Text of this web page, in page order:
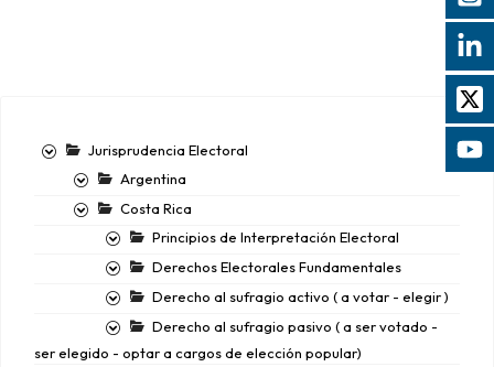
Jurisprudencia Electoral
Argentina
Costa Rica
Principios de Interpretación Electoral
Derechos Electorales Fundamentales
Derecho al sufragio activo ( a votar - elegir )
Derecho al sufragio pasivo ( a ser votado -
ser elegido - optar a cargos de elección popular)